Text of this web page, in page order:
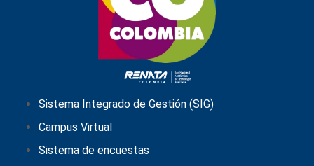
Sistema Integrado de Gestión (SIG)
Campus Virtual
Sistema de encuestas